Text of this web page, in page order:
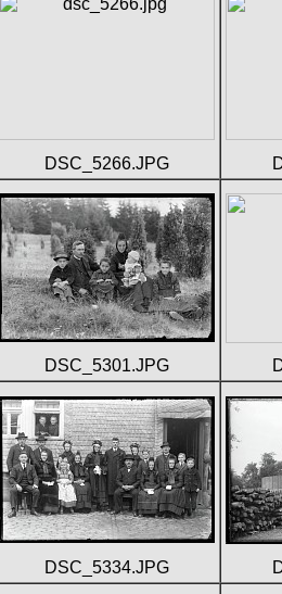
DSC_5266.JPG
DSC_5301.JPG
DSC_5334.JPG